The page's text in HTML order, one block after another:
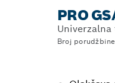
PRO
Univerzalna
Broj